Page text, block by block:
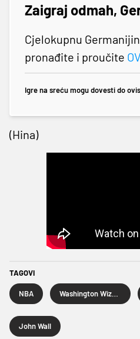
Zaigraj odmah,
Cjelokupnu
pronađite i proučite
Igre na sreću mogu dovesti do
(Hina)
TAGOVI
NBA
John Wall